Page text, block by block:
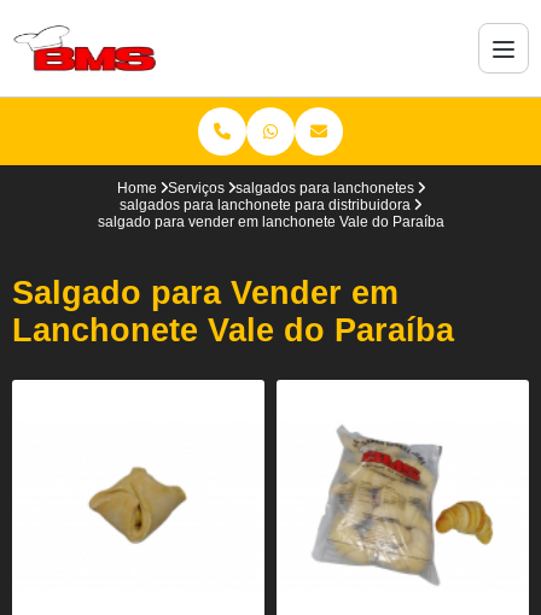
Home Serviços
salgados para lanchonetes
salgados para lanchonete para distribuidora
salgado para vender em lanchonete Vale do Paraíba
Salgado para Vender em
Lanchonete Vale do Paraíba